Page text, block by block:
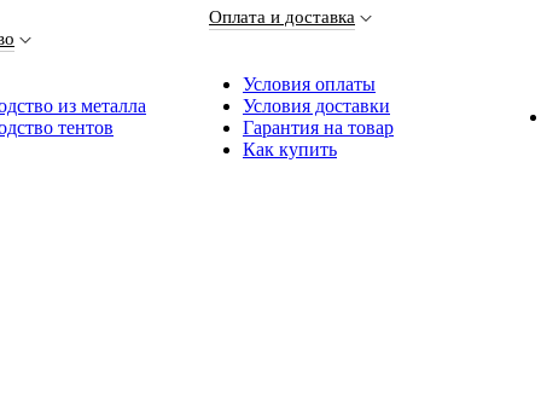
из металла
тентов
Оплата и доставка
Условия оплаты
Условия доставки
Гарантия на товар
Как купить